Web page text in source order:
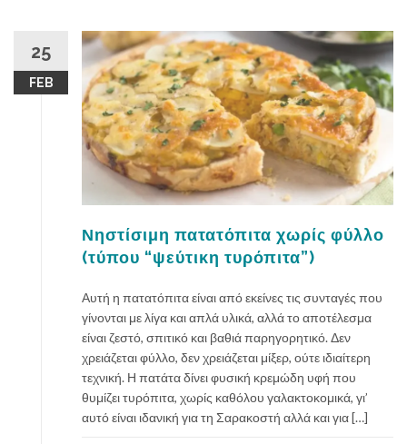
25
FEB
Νηστίσιμη πατατόπιτα χωρίς φύλλο
(τύπου “ψεύτικη τυρόπιτα”)
Αυτή η πατατόπιτα είναι από εκείνες τις συνταγές που
γίνονται με λίγα και απλά υλικά, αλλά το αποτέλεσμα
είναι ζεστό, σπιτικό και βαθιά παρηγορητικό. Δεν
χρειάζεται φύλλο, δεν χρειάζεται μίξερ, ούτε ιδιαίτερη
τεχνική. Η πατάτα δίνει φυσική κρεμώδη υφή που
θυμίζει τυρόπιτα, χωρίς καθόλου γαλακτοκομικά, γι’
αυτό είναι ιδανική για τη Σαρακοστή αλλά και για […]